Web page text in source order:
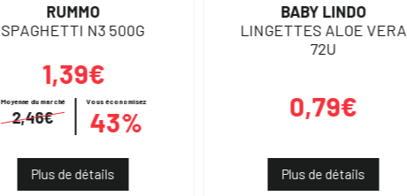
RUMMO
SPAGHETTI N3 500G
1,39€
Moyenne du marché
2,46€
Vous économisez
43%
Plus de détails
BABY LINDO
LINGETTES ALOE VERA
72U
0,79€
Plus de détails